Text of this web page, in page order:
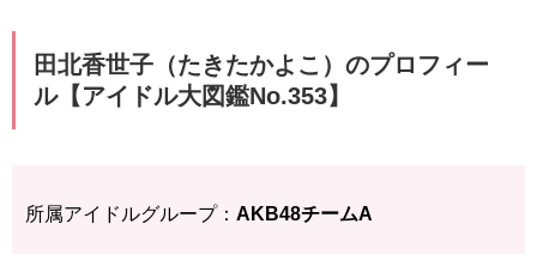
田北香世子（たきたかよこ）のプロフィー
ル【アイドル大図鑑No.353】
所属アイドルグループ： AKB48チームA